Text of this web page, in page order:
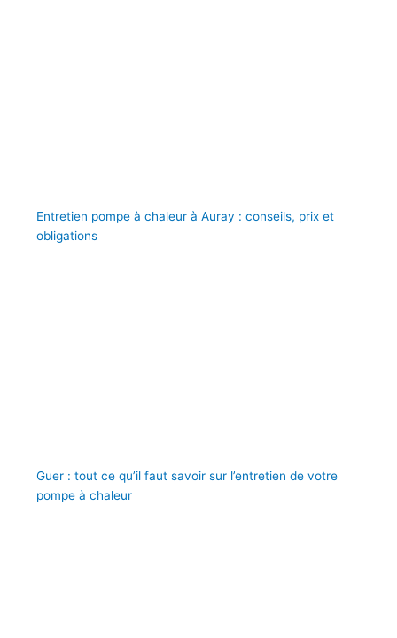
Entretien pompe à chaleur à Auray : conseils, prix et
obligations
Guer : tout ce qu’il faut savoir sur l’entretien de votre
pompe à chaleur